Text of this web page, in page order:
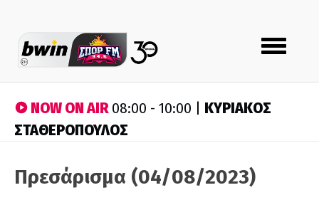
Toggle
navigation
NOW ON AIR08:00 - 10:00 | ΚΥΡΙΑΚΟΣ
ΣΤΑΘΕΡΟΠΟΥΛΟΣ
Πρεσάρισμα (04/08/2023)